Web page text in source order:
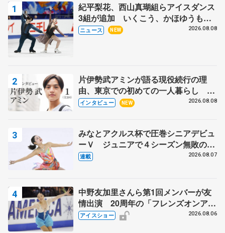
紀平梨花、西山真瑚組らアイスダンス
3組が追加 いくこう、かほゆうも、
木下グループ杯
ニュース NEW 2026.08.08
片伊勢武アミンが語る現役続行の理
由、東京での初めての一人暮らし 注
目スケーターの「今」に迫る
インタビュー NEW 2026.08.08
みなとアクルス杯で圧巻シニアデビュ
ーＶ ジュニアで４シーズン無敗の島
田麻央
連載 2026.08.07
中野友加里さんら第1回メンバーが友
情出演 20周年の「フレンズオンアイ
ス」 宮本賢二さん、有川梨絵さん、
アイスショー 2026.08.06